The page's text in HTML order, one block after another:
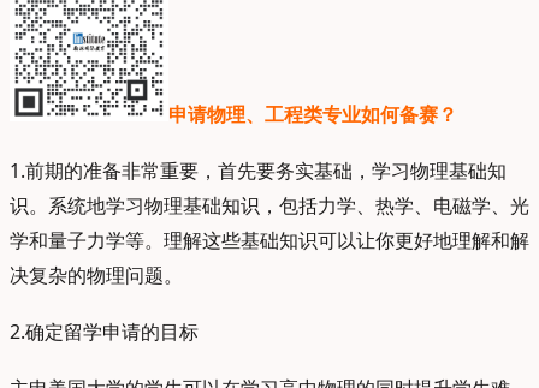
申请物理、工程类专业如何备赛？
1.前期的准备非常重要，首先要务实基础，学习物理基础知
识。系统地学习物理基础知识，包括力学、热学、电磁学、光
学和量子力学等。理解这些基础知识可以让你更好地理解和解
决复杂的物理问题。
2.确定留学申请的目标